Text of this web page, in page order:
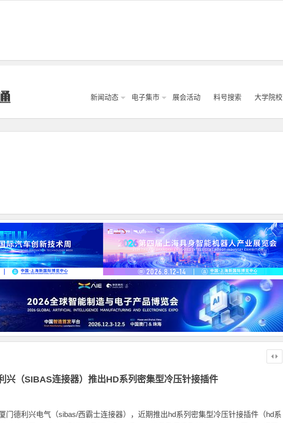
新闻动态 电子集市 展会活动 料号搜索 大学院校
兴（SIBAS连接器）推出HD系列密集型冷压针接插件
门德利兴电气（sibas/西霸士连接器），近期推出hd系列密集型冷压针接插件（hd系